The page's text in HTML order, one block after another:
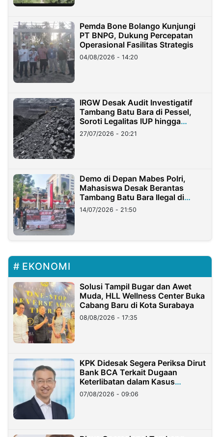
Pemda Bone Bolango Kunjungi
PT BNPG, Dukung Percepatan
Operasional Fasilitas Strategis
04/08/2026 - 14:20
IRGW Desak Audit Investigatif
Tambang Batu Bara di Pessel,
Soroti Legalitas IUP hingga
Stockpile
27/07/2026 - 20:21
Demo di Depan Mabes Polri,
Mahasiswa Desak Berantas
Tambang Batu Bara Ilegal di
Lampung
14/07/2026 - 21:50
EKONOMI
Solusi Tampil Bugar dan Awet
Muda, HLL Wellness Center Buka
Cabang Baru di Kota Surabaya
08/08/2026 - 17:35
KPK Didesak Segera Periksa Dirut
Bank BCA Terkait Dugaan
Keterlibatan dalam Kasus
Hilangnya Dana Nasabah Rp2,58
Miliar
07/08/2026 - 09:06